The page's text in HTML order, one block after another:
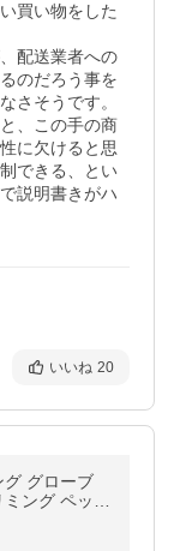
買い物をした
配送業者への
のだろう事を
さそうです。
、この手の商
に欠けると思
できる、とい
説明書きがハ
いいね 20
グローブ
ング ペット